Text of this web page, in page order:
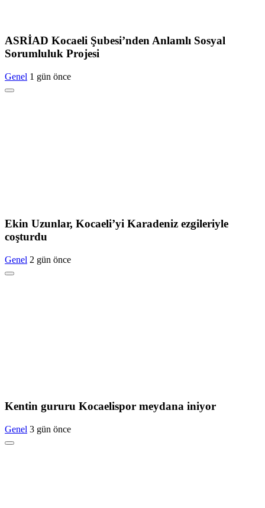
ASRİAD Kocaeli Şubesi’nden Anlamlı Sosyal
Sorumluluk Projesi
Genel 1 gün önce
Ekin Uzunlar, Kocaeli’yi Karadeniz ezgileriyle
coşturdu
Genel 2 gün önce
Kentin gururu Kocaelispor meydana iniyor
Genel 3 gün önce